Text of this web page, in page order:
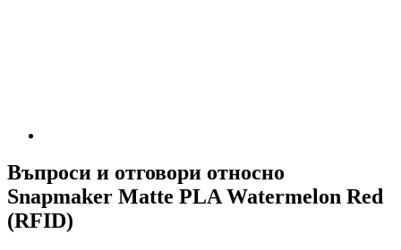
Въпроси и отговори относно
Snapmaker Matte PLA Watermelon Red
(RFID)